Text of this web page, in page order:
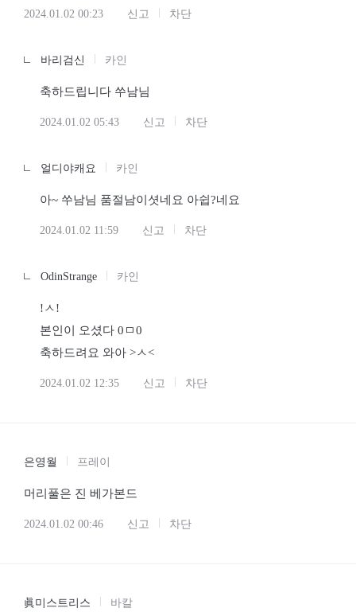
2024.01.02 00:23 신고 차단
바리검신 카인
축하드립니다 쑤남님
2024.01.02 05:43 신고 차단
얼디야캐요 카인
아~ 쑤남님 품절남이셧네요 아쉽?네요
2024.01.02 11:59 신고 차단
OdinStrange 카인
!ㅅ!
본인이 오셨다 0ㅁ0
축하드려요 와아 >ㅅ<
2024.01.02 12:35 신고 차단
은영월 프레이
머리풀은 진 베가본드
2024.01.02 00:46 신고 차단
眞미스트리스 바칼